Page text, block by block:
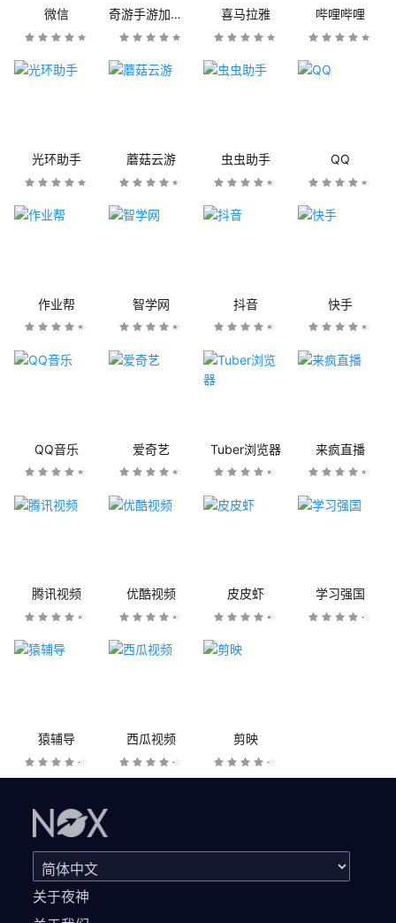
微信 奇游手游加速器 喜马拉雅 哔哩哔哩
光环助手 蘑菇云游 虫虫助手 QQ
作业帮 智学网 抖音 快手
QQ音乐 爱奇艺 Tuber浏览器 来疯直播
腾讯视频 优酷视频 皮皮虾 学习强国
猿辅导 西瓜视频 剪映
关于夜神